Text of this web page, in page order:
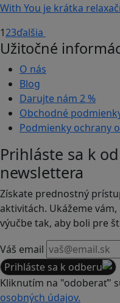
With You je krátka
123ďalšia
Užitočné
O nás
Blog
Darujte nám 2 %
Obchodné
Podmienky ochrany
Prihláste sa k
newslettera
Získate prednostný
aktivitách. Ukážeme
výučbe tak, aby boli pre
Váš email
Prihláste sa k odberu
Kliknutím na "odoberať"
osobných údajov.